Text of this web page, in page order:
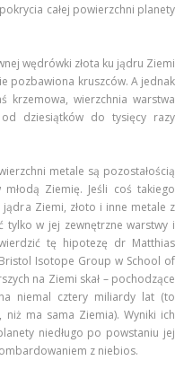
całej powierzchni planety
wędrówki złota ku jądru Ziemi
pozbawiona kruszców. A jednak
krzemowa, wierzchnia warstwa
dziesiątków do tysięcy razy
metale są pozostałością
Ziemię. Jeśli coś takiego
Ziemi, złoto i inne metale z
tylko w jej zewnętrzne warstwy i
tę hipotezę dr Matthias
Isotope Group w School of
na Ziemi skał – pochodzące
niemal cztery miliardy lat (to
ma sama Ziemia). Wyniki ich
niedługo po powstaniu jej
z niebios.